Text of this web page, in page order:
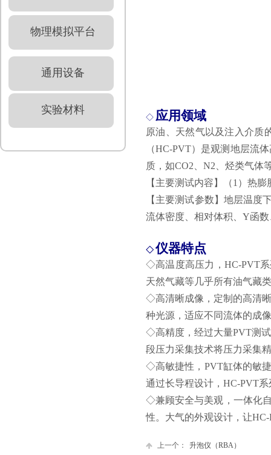
◇ 应用领域
原油、天然气以及注入介质
（HC-PVT）是观测地层流
质，如CO2、N2、烃类气体
【主要测试内容】（1）热
【主要测试参数】 地层温度
流体密度、相对体积、Y函
◇仪器特点
◇高温度高压力，HC-PVT
天然气藏等几乎所有油气藏
◇高清晰成像，定制的高清
种光源，适应不同流体的成
◇高精度，经过大量PVT测
段压力采集技术将压力采集
◇高敏捷性，PVT缸体的敏
通过长导程设计，HC-PVT
◇兼顾安全与美观，一体化
性。大气的外观设计，让
上一个：
升泡仪（RBA）
物理模拟平台
通用设备
实验材料